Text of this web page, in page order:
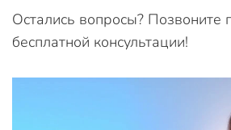
Остались вопросы? Позвоните
бесплатной консультации!